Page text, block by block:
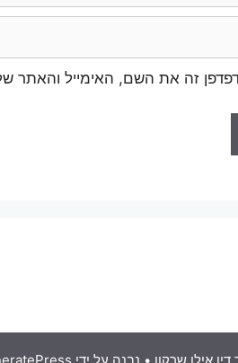
זה את השם, האימייל והאתר